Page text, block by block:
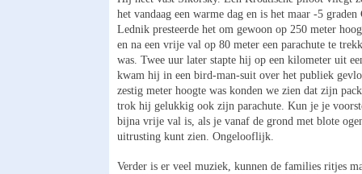
het vandaag een warme dag en is het maar -5 graden
Lednik presteerde het om gewoon op 250 meter
en na een vrije val op 80 meter een parachute te
was. Twee uur later stapte hij op een kilometer uit
kwam hij in een bird-man-suit over het publiek
zestig meter hoogte was konden we zien dat zijn
trok hij gelukkig ook zijn parachute. Kun je je
bijna vrije val is, als je vanaf de grond met blote
uitrusting kunt zien. Ongelooflijk.
Verder is er veel muziek, kunnen de families ritjes